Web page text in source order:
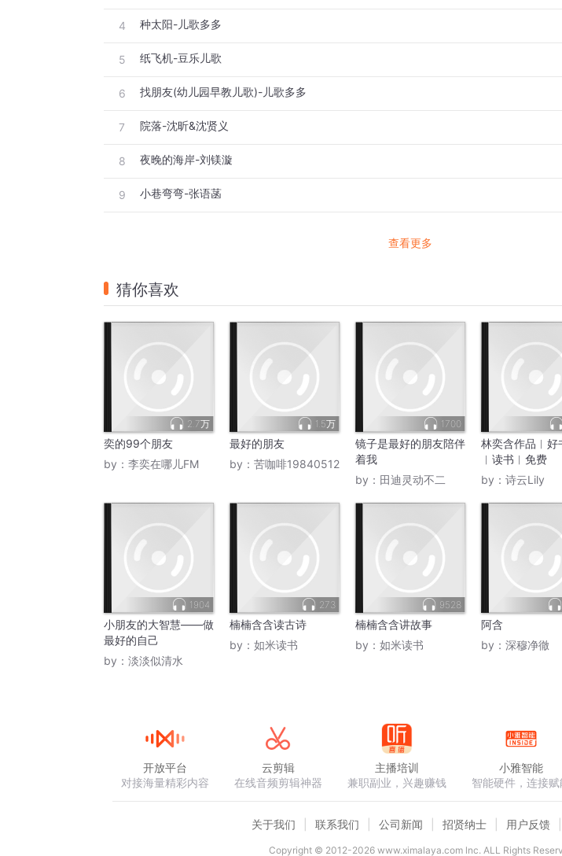
4 种太阳-儿歌多多
5 纸飞机-豆乐儿歌
6 找朋友(幼儿园早教儿歌)-儿歌多多
7 院落-沈昕&沈贤义
8 夜晚的海岸-刘镁漩
9 小巷弯弯-张语菡
查看更多
猜你喜欢
2.7万
奕的99个朋友
by： 李奕在哪儿FM
1.5万
最好的朋友
by： 苦咖啡19840512
1700
镜子是最好的朋友陪伴
着我
by： 田迪灵动不二
林奕含作品︳好
︳读书︳免费
by： 诗云Lily
1904
小朋友的大智慧——做
最好的自己
by： 淡淡似清水
273
楠楠含含读古诗
by： 如米读书
9528
楠楠含含讲故事
by： 如米读书
阿含
by： 深穆净徹
开放平台
对接海量精彩内容
云剪辑
在线音频剪辑神器
主播培训
兼职副业，兴趣赚钱
小雅智能
智能硬件，连接赋
关于我们 联系我们 公司新闻 招贤纳士 用户反馈
Copyright © 2012-2026www.ximalaya.com lnc. ALL Rights